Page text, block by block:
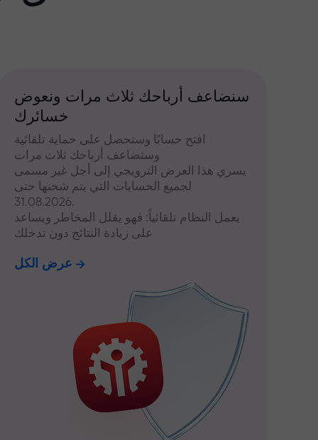
سنضاعف أرباحك ثلاث مرات ونعوض
خسائرك
افتح حسابًا وستحصل على حماية تلقائية
وستضاعف أرباحك ثلاث مرات
يسري هذا العرض الترويجي إلى أجل غير مسمى
لجميع الحسابات التي يتم شحنها حتى
31.08.2026.
يعمل النظام تلقائياً: فهو يقلل المخاطر ويساعد
على زيادة النتائج دون تدخلك
عرض الكل